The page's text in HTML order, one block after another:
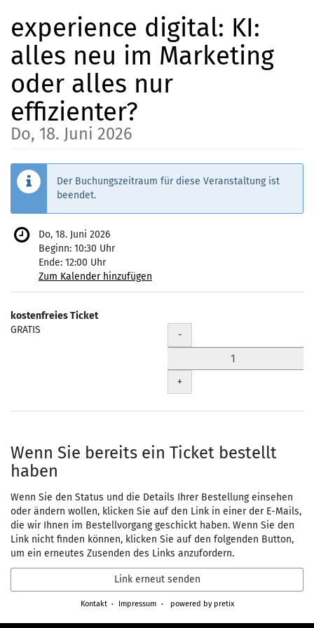
Haupt-
springen
experience digital: KI:
alles neu im Marketing
oder alles nur
effizienter?
Do, 18. Juni 2026
Der Buchungszeitraum für diese Veranstaltung ist
beendet.
Do, 18. Juni 2026
Beginn: 10:30 Uhr
Ende: 12:00 Uhr
Zum Kalender hinzufügen
Unkategorisierte
kostenfreies Ticket
GRATIS
Menge
-
+
Wenn Sie bereits ein Ticket bestellt
haben
Wenn Sie den Status und die Details Ihrer Bestellung einsehen
oder ändern wollen, klicken Sie auf den Link in einer der E-Mails,
die wir Ihnen im Bestellvorgang geschickt haben. Wenn Sie den
Link nicht finden können, klicken Sie auf den folgenden Button,
um ein erneutes Zusenden des Links anzufordern.
Link erneut senden
Kontakt Impressum powered by pretix